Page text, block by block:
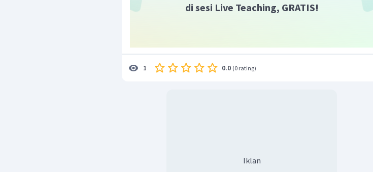
di sesi Live Teaching, GRATIS!
1 0.0 (0 rating)
Iklan